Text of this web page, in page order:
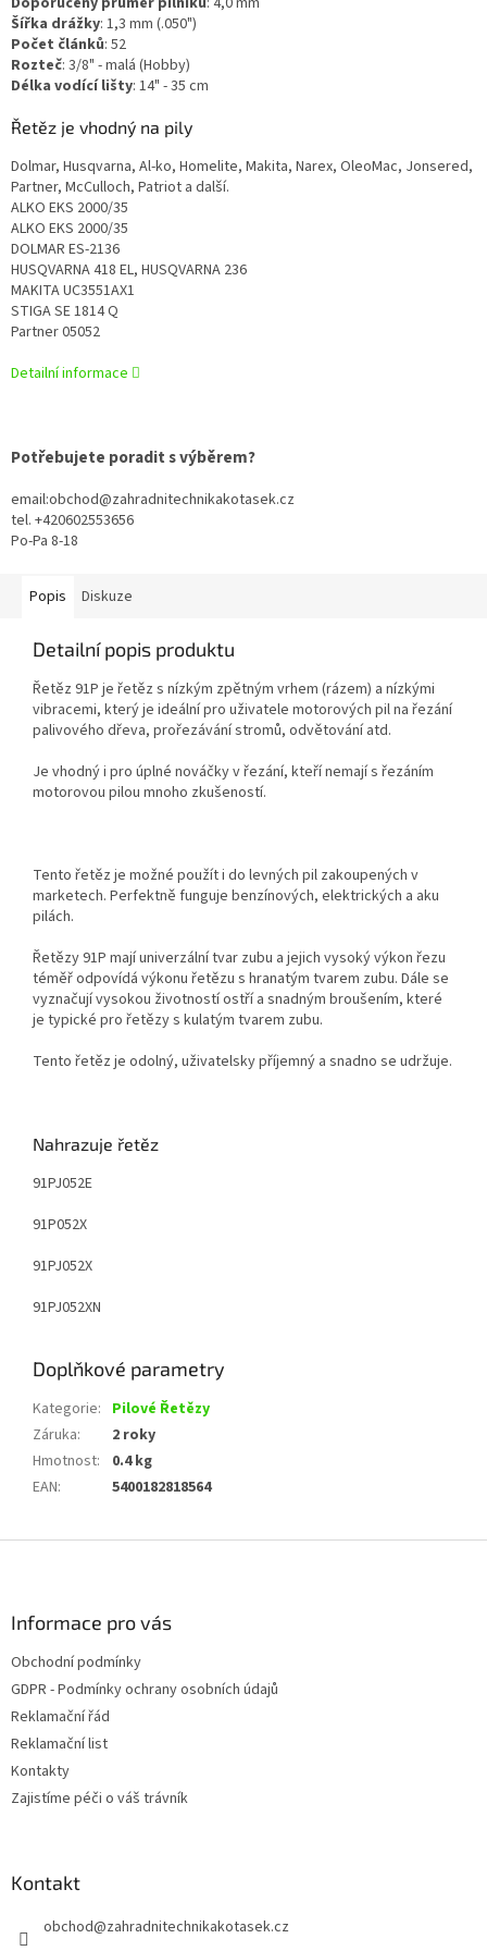
Šířka drážky: 1,3 mm (.050")
Počet článků: 52
Rozteč: 3/8" - malá (Hobby)
Délka vodící lišty: 14" - 35 cm
Řetěz je vhodný na pily
Dolmar, Husqvarna, Al-ko, Homelite, Makita, Narex, OleoMac, Jonsered,
Partner, McCulloch, Patriot a další.
ALKO EKS 2000/35
ALKO EKS 2000/35
DOLMAR ES-2136
HUSQVARNA 418 EL, HUSQVARNA 236
MAKITA UC3551AX1
STIGA SE 1814 Q
Partner 05052
Detailní informace
Potřebujete poradit s výběrem?
email:obchod@zahradnitechnikakotasek.cz
tel. +420602553656
Po-Pa 8-18
Popis Diskuze
Detailní popis produktu
Řetěz 91P je řetěz s nízkým zpětným vrhem (rázem) a nízkými
vibracemi, který je ideální pro uživatele motorových pil na řezání
palivového dřeva, prořezávání stromů, odvětování atd.
Je vhodný i pro úplné nováčky v řezání, kteří nemají s řezáním
motorovou pilou mnoho zkušeností.
Tento řetěz je možné použít i do levných pil zakoupených v
marketech. Perfektně funguje benzínových, elektrických a aku
pilách.
Řetězy 91P mají univerzální tvar zubu a jejich vysoký výkon řezu
téměř odpovídá výkonu řetězu s hranatým tvarem zubu. Dále se
vyznačují vysokou životností ostří a snadným broušením, které
je typické pro řetězy s kulatým tvarem zubu.
Tento řetěz je odolný, uživatelsky příjemný a snadno se udržuje.
Nahrazuje řetěz
91PJ052E
91P052X
91PJ052X
91PJ052XN
Doplňkové parametry
Kategorie: Pilové Řetězy
Záruka:
2 roky
Hmotnost:
0.4 kg
EAN: 5400182818564
Informace pro vás
Obchodní podmínky
GDPR - Podmínky ochrany osobních údajů
Reklamační řád
Reklamační list
Kontakty
Zajistíme péči o váš trávník
Kontakt
obchod@zahradnitechnikakotasek.cz